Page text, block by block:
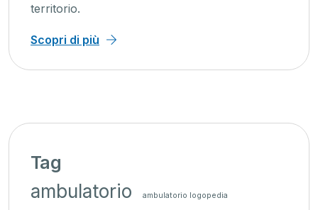
territorio.
Scopri di più
Tag
ambulatorio ambulatorio logopedia